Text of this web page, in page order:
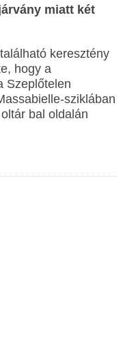
miatt két
keresztény
hogy a
Szeplőtelen
sziklában
bal oldalán